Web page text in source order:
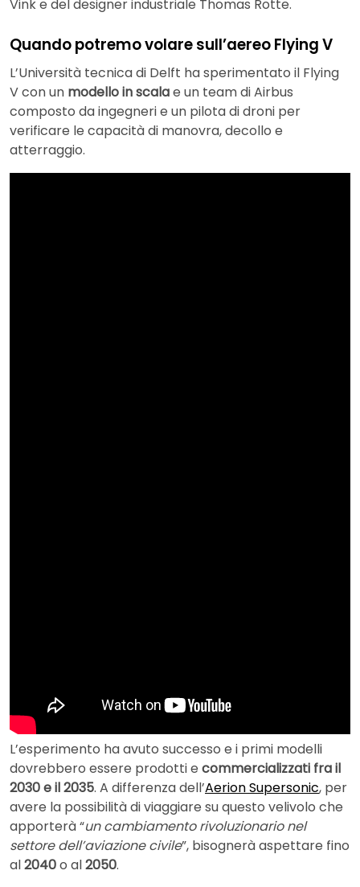
Vink e del designer industriale Thomas Rotte.
Quando potremo volare sull’aereo Flying V
L’Università tecnica di Delft ha sperimentato il Flying
V con un modello in scalae un team di Airbus
composto da ingegneri e un pilota di droni per
verificare le capacità di manovra, decollo e
atterraggio.
L’esperimento ha avuto successo e i primi modelli
dovrebbero essere prodotti e commercializzati fra il
2030 e il 2035. A differenza dell’Aerion Supersonic, per
avere la possibilità di viaggiare su questo velivolo che
apporterà “un cambiamento rivoluzionario nel
settore dell’aviazione civile”, bisognerà aspettare fino
al2040o al2050.